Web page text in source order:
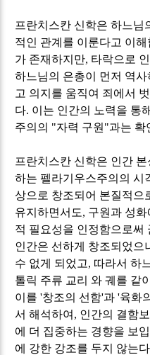
프란치스칸 신학은 하느님
적인 관계를 이룬다고 이
가 존재하지만, 타락으로
하느님의 은총이 먼저 역사
고 의지를 움직여 죄에서
다. 이는 인간의 노력을 통
주의의 "자력 구원 "과는 확
프란치스칸 신학은 인간
하는 펠라기우스주의의 시
상으로 창조되어 본질적으
유지하면서도, 구원과 성
적 필요성을 인정함으로써
인간은 선하게 창조되었으
수 없게 되었고, 따라서 하
톨릭 주류 교리 와 궤를 같
이를'창조의 선함'과'육화
서 해석하여 , 인간의 결함
에 더 집중하는 경향을 보
에 강한 강조를 두지 않는